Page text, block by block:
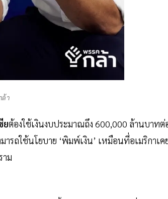
ล้า
ยต้องใช้เงินงบประมาณถึง 600,000 ล้านบาทต่
รถใช้นโยบาย ‘พิมพ์เงิน’ เหมือนที่อเมริกาเค
าม